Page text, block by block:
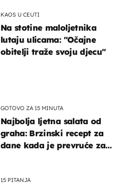
KAOS U CEUTI
Na stotine maloljetnika
lutaju ulicama: "Očajne
obitelji traže svoju djecu"
GOTOVO ZA 15 MINUTA
Najbolja ljetna salata od
graha: Brzinski recept za
dane kada je prevruće za
15 PITANJA